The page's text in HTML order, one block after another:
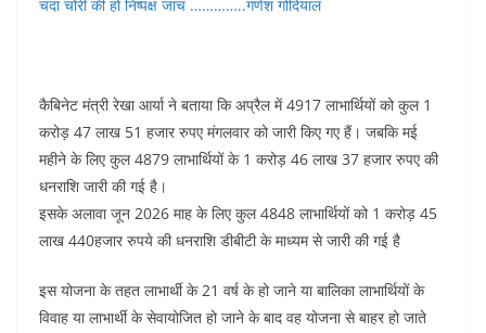
चंदा चोरी की हो निष्पक्ष जांच …………..गणेश गोदियाल
कैबिनेट मंत्री रेखा आर्या ने बताया कि अप्रैल में 4917 लाभार्थियों को कुल 1
करोड़ 47 लाख 51 हजार रुपए मंगलवार को जारी किए गए हैं। जबकि मई
महीने के लिए कुल 4879 लाभार्थियों के 1 करोड़ 46 लाख 37 हजार रुपए की
धनराशि जारी की गई है।
इसके अलावा जून 2026 माह के लिए कुल 4848 लाभार्थियों को 1 करोड़ 45
लाख 440हजार रुपये की धनराशि डीबीटी के माध्यम से जारी की गई है
इस योजना के तहत लाभार्थी के 21 वर्ष के हो जाने या बालिका लाभार्थियों के
विवाह या लाभार्थी के सेवायोजित हो जाने के बाद वह योजना से बाहर हो जाते